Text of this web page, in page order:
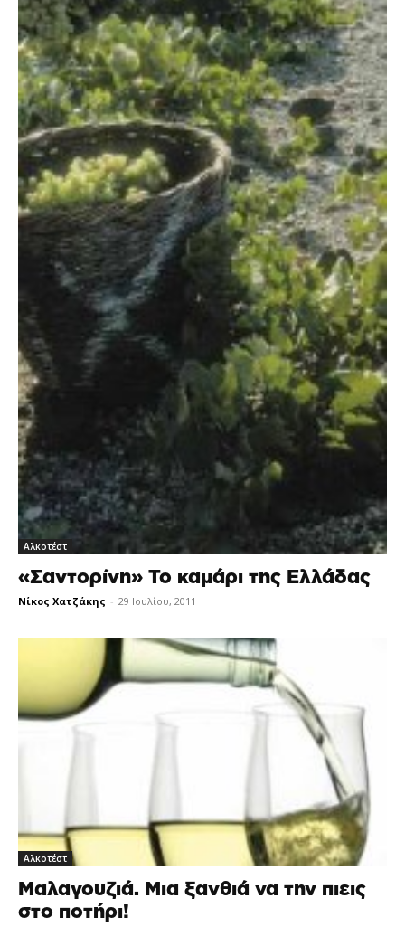
Αλκοτέστ
«Σαντορίνη» Το καμάρι της Ελλάδας
Νίκος Χατζάκης - 29 Ιουλίου, 2011
Αλκοτέστ
Μαλαγουζιά. Μια ξανθιά να την πιεις
στο ποτήρι!